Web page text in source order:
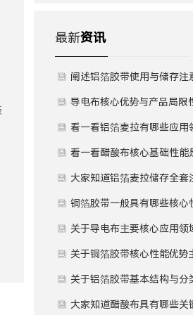
最新资讯
阐述铝箔胶带使用与储存注
项
导电布核心优势与产品局限
别是什么？
看一看铝箔麦拉有哪些应用
域？
看一看醋酸布核心基础性能
么？
大家知道铝箔麦拉储存全套
事项是什么吗？
铜箔胶带一般具有哪些核心
能？
关于导电布主要核心应用领
哪些？
关于铜箔胶带核心性能优势
是什么呢？
关于铝箔胶带基本结构与分
什么？
大家知道醋酸布具有哪些关